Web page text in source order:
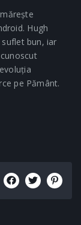
Hugh
bun, iar
pe Pământ.